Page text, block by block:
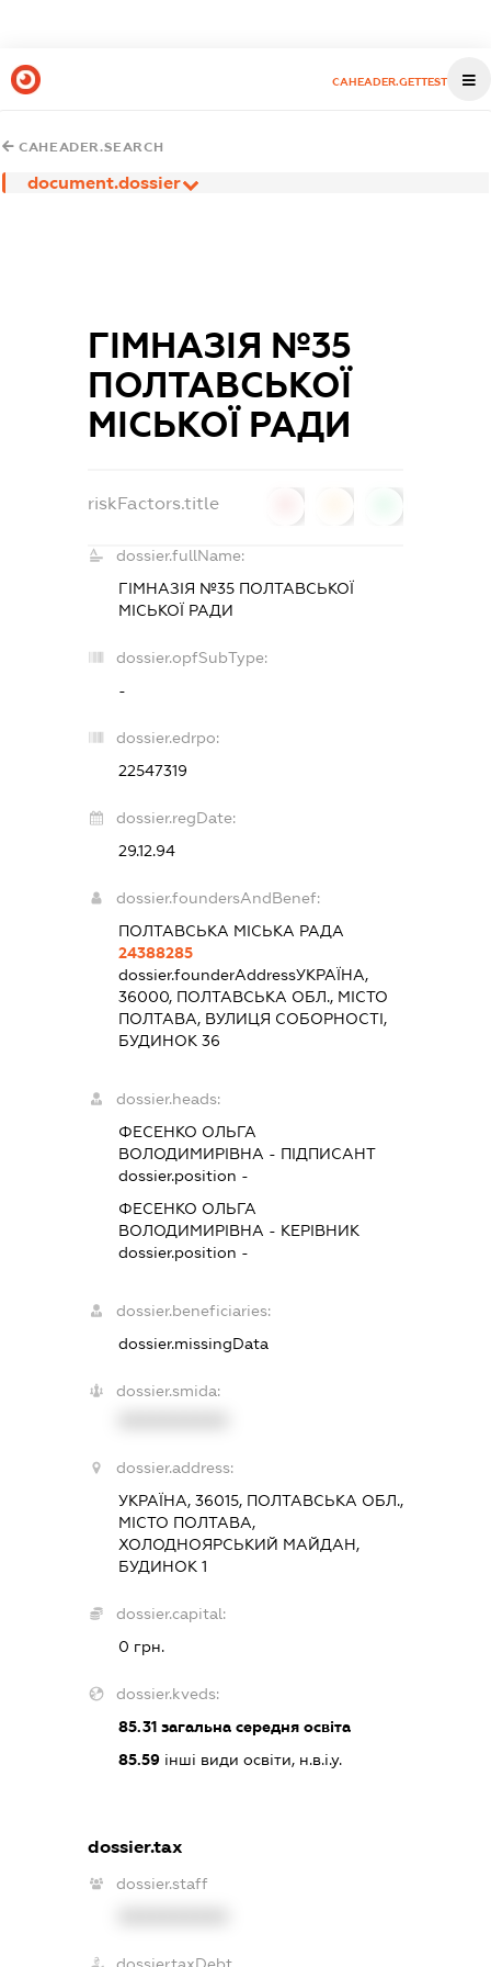
CAHEADER.GETTEST
CAHEADER.SEARCH
document.dossier
ГІМНАЗІЯ №35
ПОЛТАВСЬКОЇ
МІСЬКОЇ РАДИ
riskFactors.title
dossier.fullName:
ГІМНАЗІЯ №35 ПОЛТАВСЬКОЇ
МІСЬКОЇ РАДИ
dossier.opfSubType:
-
dossier.edrpo:
22547319
dossier.regDate:
29.12.94
dossier.foundersAndBenef:
ПОЛТАВСЬКА МІСЬКА РАДА
24388285
dossier.founderAddressУКРАЇНА,
36000, ПОЛТАВСЬКА ОБЛ., МІСТО
ПОЛТАВА, ВУЛИЦЯ СОБОРНОСТІ,
БУДИНОК 36
dossier.heads:
ФЕСЕНКО ОЛЬГА
ВОЛОДИМИРІВНА - ПІДПИСАНТ
dossier.position -
ФЕСЕНКО ОЛЬГА
ВОЛОДИМИРІВНА - КЕРІВНИК
dossier.position -
dossier.beneficiaries:
dossier.missingData
dossier.smida:
dossier.address:
УКРАЇНА, 36015, ПОЛТАВСЬКА ОБЛ.,
МІСТО ПОЛТАВА,
ХОЛОДНОЯРСЬКИЙ МАЙДАН,
БУДИНОК 1
dossier.capital:
0 грн.
dossier.kveds:
85.31загальна середня освіта
85.59інші види освіти, н.в.і.у.
dossier.tax
dossier.staff